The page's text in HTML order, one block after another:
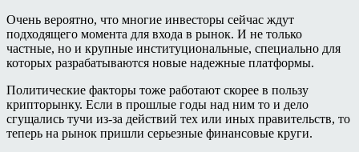
Очень вероятно, что многие инвесторы сейчас ждут
подходящего момента для входа в рынок. И не только
частные, но и крупные институциональные, специально для
которых разрабатываются новые надежные платформы.
Политические факторы тоже работают скорее в пользу
крипторынку. Если в прошлые годы над ним то и дело
сгущались тучи из-за действий тех или иных правительств, то
теперь на рынок пришли серьезные финансовые круги.